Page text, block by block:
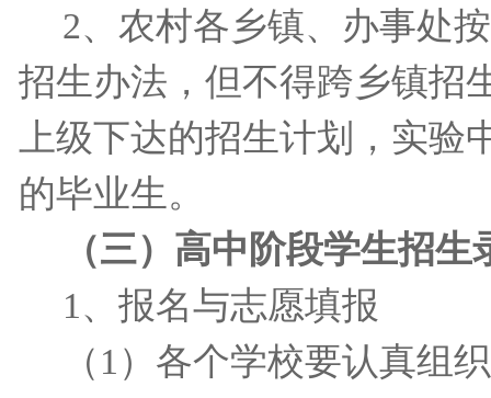
2、农村各乡镇、办事处
招生办法，但不得跨乡镇招
上级下达的招生计划，实
的毕业生。
（三）高中阶段学生招生
1 、报名与志愿填报
（ 1 ）各个学校要认真组